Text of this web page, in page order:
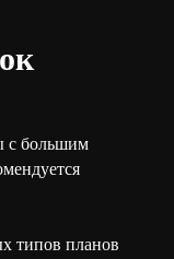
с большим
типов планов